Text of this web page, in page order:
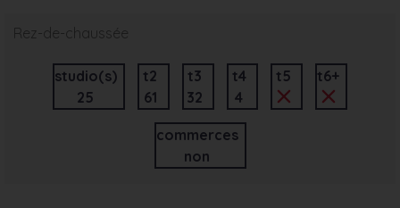
Rez-de-chaussée
studio(s)
25
t2
61
t3
32
t4
4
t5 t6+
commerces
non